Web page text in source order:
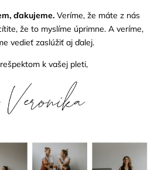
ďakujeme. Veríme, že máte z nás
že to myslíme úprimne. A veríme,
vedieť zaslúžiť aj ďalej.
k vašej pleti,